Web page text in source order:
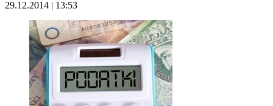
29.12.2014 | 13:53